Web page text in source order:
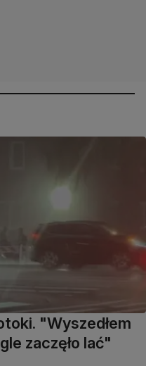
"Wyszedłem
zaczęło lać"